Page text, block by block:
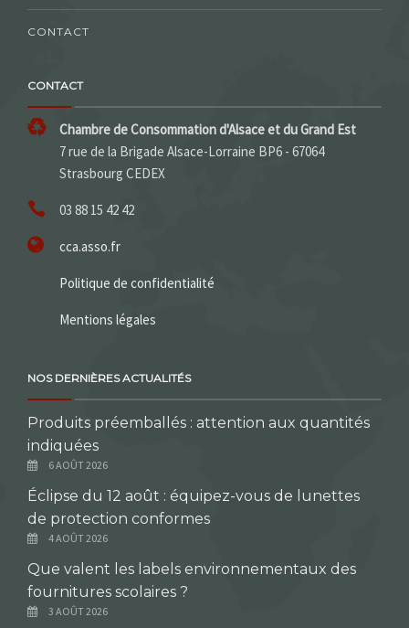
CONTACT
CONTACT
Chambre de Consommation d'Alsace et du Grand Est
7 rue de la Brigade Alsace-Lorraine BP6 - 67064
Strasbourg CEDEX
03 88 15 42 42
cca.asso.fr
Politique de confidentialité
Mentions légales
NOS DERNIÈRES ACTUALITÉS
Produits préemballés : attention aux quantités
indiquées
6 AOÛT 2026
Éclipse du 12 août : équipez-vous de lunettes
de protection conformes
4 AOÛT 2026
Que valent les labels environnementaux des
fournitures scolaires ?
3 AOÛT 2026